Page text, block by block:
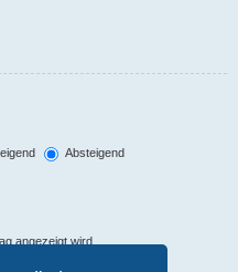
Absteigend
angezeigt wird.